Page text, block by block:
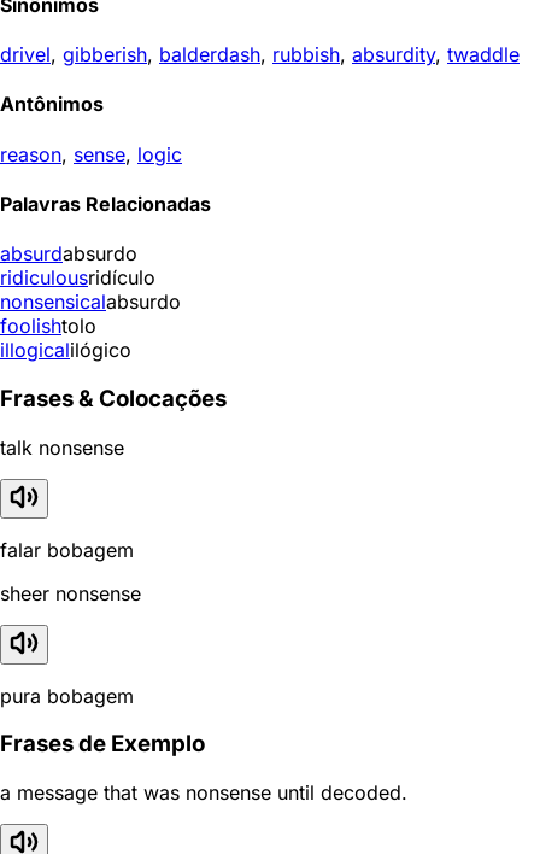
drivel, gibberish, balderdash, rubbish, absurdity, twaddle
Antônimos
reason, sense, logic
Palavras Relacionadas
absurdabsurdo
ridiculousridículo
nonsensicalabsurdo
foolishtolo
illogicalilógico
Frases & Colocações
talk nonsense
falar bobagem
sheer nonsense
pura bobagem
Frases de Exemplo
a message that was nonsense until decoded.